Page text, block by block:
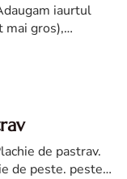
iaurtul
mai gros),
de pastrav.
de peste. peste